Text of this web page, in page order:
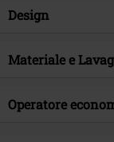
Codice articolo
Brand
Tema
Design
Tipologia prodotto
Colore
Materiale e
Materiale esterno
Operatore